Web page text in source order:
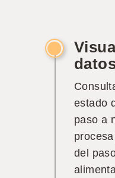
estado
paso a
del